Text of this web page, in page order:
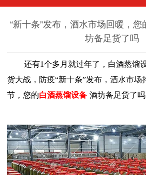
“新十条”发布，酒水市场回暖，
坊备足货了吗
还有1个多月就过年了，白酒蒸馏
货大战，防疫“新十条”发布，酒水市场
节， 您的白酒蒸馏设备 酒坊备足货了吗